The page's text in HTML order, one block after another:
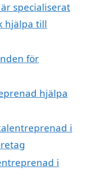
specialiserat
hjälpa till
för
hjälpa
i
i